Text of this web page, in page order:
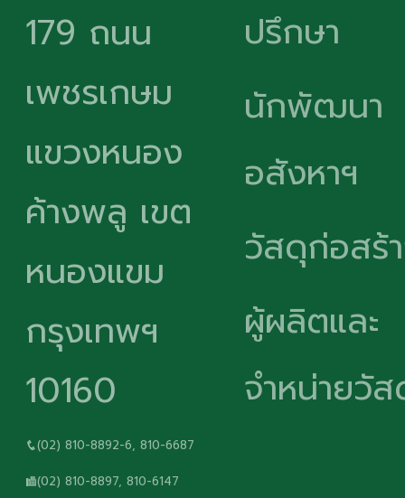
179 ถนน
เพชรเกษม
แขวงหนอง
ค้างพลู เขต
หนองแขม
กรุงเทพฯ
10160
(02) 810-8892-6, 810-6687
(02) 810-8897, 810-6147
ปรึกษา
นักพัฒนา
อสังหาฯ
วัสดุก่อสร้
ผู้ผลิตและ
จำหน่ายวั